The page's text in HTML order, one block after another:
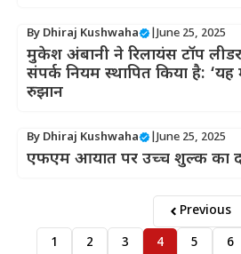
By Dhiraj Kushwaha June 25, 2025
मुकेश अंबानी ने रिलायंस टॉप
संपर्क नियम स्थापित किया है: ‘यह
रुझान
By Dhiraj Kushwaha June 25, 2025
एफएम आयात पर उच्च शुल्क का
Previous
1
2 3 4 5 6